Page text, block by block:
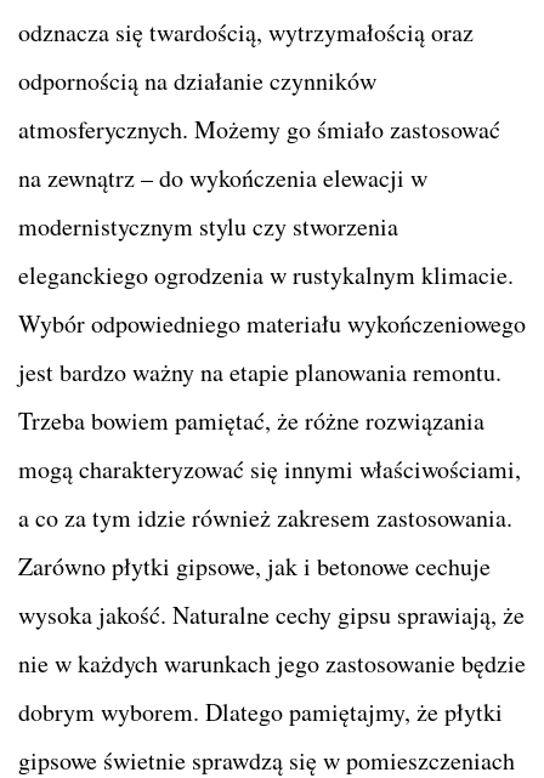
odznacza się twardością, wytrzymałością oraz
odpornością na działanie czynników
atmosferycznych. Możemy go śmiało zastosować
na zewnątrz – do wykończenia elewacji w
modernistycznym stylu czy stworzenia
eleganckiego ogrodzenia w rustykalnym klimacie.
Wybór odpowiedniego materiału wykończeniowego
jest bardzo ważny na etapie planowania remontu.
Trzeba bowiem pamiętać, że różne rozwiązania
mogą charakteryzować się innymi właściwościami,
a co za tym idzie również zakresem zastosowania.
Zarówno płytki gipsowe, jak i betonowe cechuje
wysoka jakość. Naturalne cechy gipsu sprawiają, że
nie w każdych warunkach jego zastosowanie będzie
dobrym wyborem. Dlatego pamiętajmy, że płytki
gipsowe świetnie sprawdzą się w pomieszczeniach